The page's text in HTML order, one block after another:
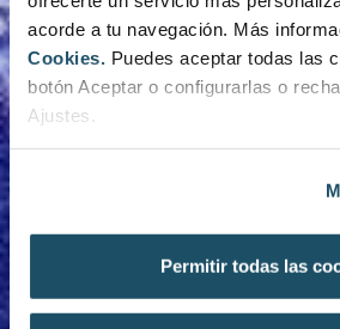
acorde a tu navegación. Más
Cookies.
Puedes aceptar todas las
botón Aceptar o configurarlas o
Ajustes.
Permitir todas las